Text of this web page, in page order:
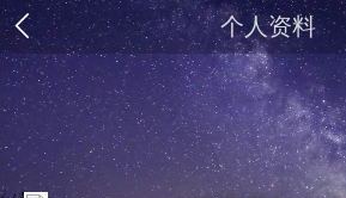
个人资料